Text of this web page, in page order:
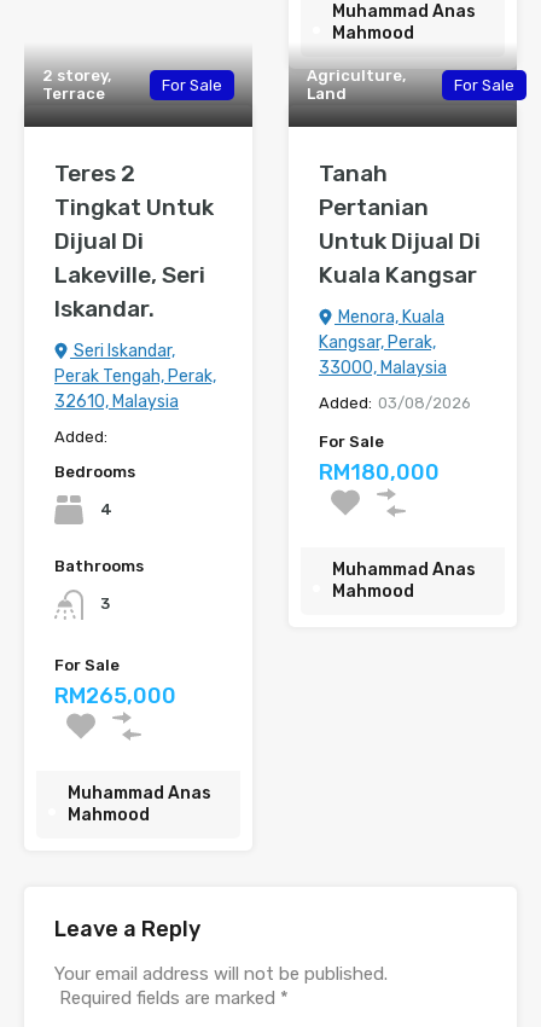
Muhammad Anas
Mahmood
2 storey,
Terrace
For Sale
Teres 2
Tingkat Untuk
Dijual Di
Lakeville, Seri
Iskandar.
Seri Iskandar,
Perak Tengah, Perak,
32610, Malaysia
Added:
Bedrooms
4
Bathrooms
3
For Sale
RM265,000
Muhammad Anas
Mahmood
Agriculture,
Land
For Sale
Tanah
Pertanian
Untuk Dijual Di
Kuala Kangsar
Menora, Kuala
Kangsar, Perak,
33000, Malaysia
Added: 03/08/2026
For Sale
RM180,000
Muhammad Anas
Mahmood
Leave a Reply
Your email address will not be published.
Required fields are marked *